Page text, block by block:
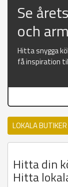
Se
och
Hitta snygga
få inspiration
LOKALA
Hitta din
Hitta